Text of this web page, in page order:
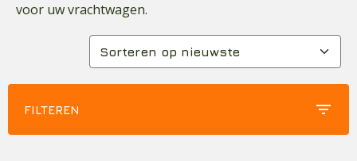
voor uw vrachtwagen.
FILTEREN filter_list